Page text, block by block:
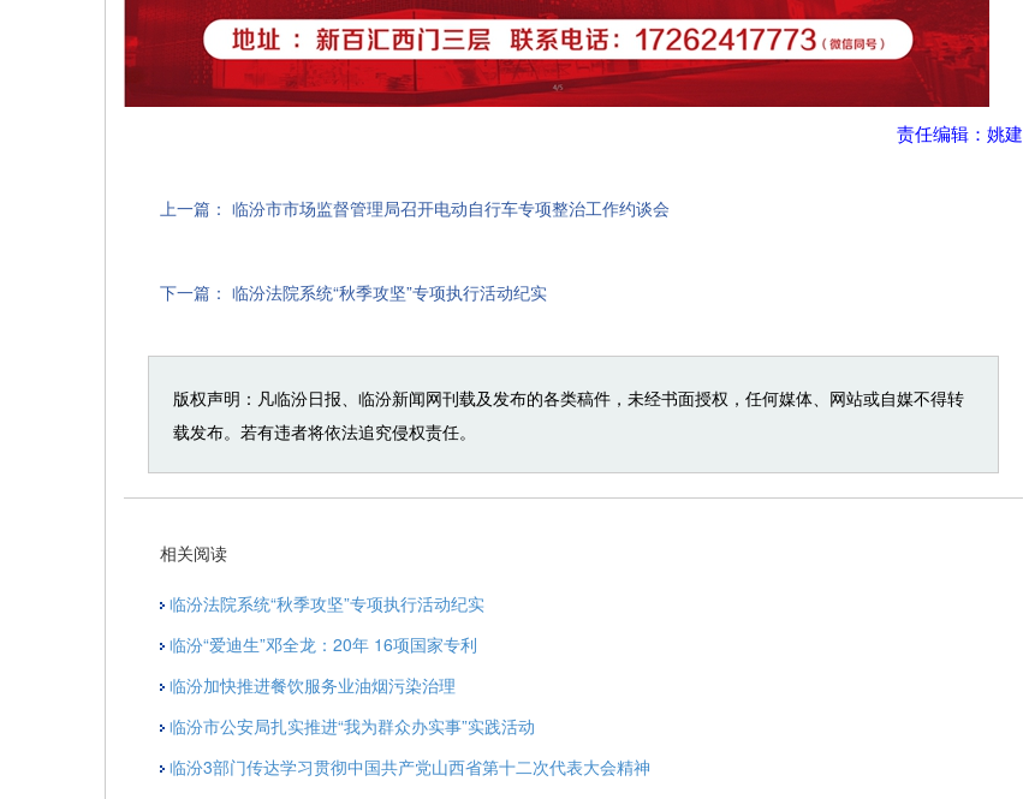
责任编辑：姚建
上一篇： 临汾市市场监督管理局召开电动自行车专项整治工作约谈会
下一篇： 临汾法院系统“秋季攻坚”专项执行活动纪实
版权声明：凡临汾日报、临汾新闻网刊载及发布的各类稿件，未经书面授权，任何媒体、网站或自媒不得转
载发布。若有违者将依法追究侵权责任。
相关阅读
临汾法院系统“秋季攻坚”专项执行活动纪实
临汾“爱迪生”邓全龙：20年 16项国家专利
临汾加快推进餐饮服务业油烟污染治理
临汾市公安局扎实推进“我为群众办实事”实践活动
临汾3部门传达学习贯彻中国共产党山西省第十二次代表大会精神